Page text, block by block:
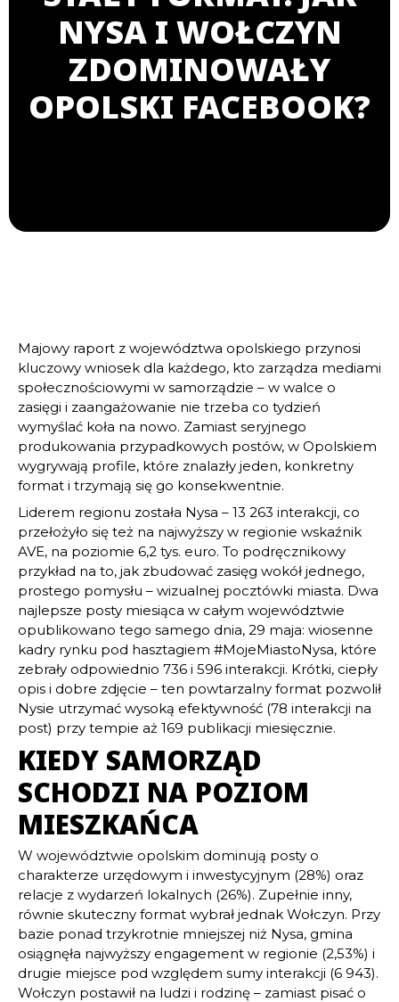
NYSA I WOŁCZYN
ZDOMINOWAŁY
OPOLSKI FACEBOOK?
Majowy raport z województwa opolskiego przynosi
kluczowy wniosek dla każdego, kto zarządza mediami
społecznościowymi w samorządzie – w walce o
zasięgi i zaangażowanie nie trzeba co tydzień
wymyślać koła na nowo. Zamiast seryjnego
produkowania przypadkowych postów, w Opolskiem
wygrywają profile, które znalazły jeden, konkretny
format i trzymają się go konsekwentnie.
Liderem regionu została Nysa – 13 263 interakcji, co
przełożyło się też na najwyższy w regionie wskaźnik
AVE, na poziomie 6,2 tys. euro. To podręcznikowy
przykład na to, jak zbudować zasięg wokół jednego,
prostego pomysłu – wizualnej pocztówki miasta. Dwa
najlepsze posty miesiąca w całym województwie
opublikowano tego samego dnia, 29 maja: wiosenne
kadry rynku pod hasztagiem #MojeMiastoNysa, które
zebrały odpowiednio 736 i 596 interakcji. Krótki, ciepły
opis i dobre zdjęcie – ten powtarzalny format pozwolił
Nysie utrzymać wysoką efektywność (78 interakcji na
post) przy tempie aż 169 publikacji miesięcznie.
KIEDY SAMORZĄD
SCHODZI NA POZIOM
MIESZKAŃCA
W województwie opolskim dominują posty o
charakterze urzędowym i inwestycyjnym (28%) oraz
relacje z wydarzeń lokalnych (26%). Zupełnie inny,
równie skuteczny format wybrał jednak Wołczyn. Przy
bazie ponad trzykrotnie mniejszej niż Nysa, gmina
osiągnęła najwyższy engagement w regionie (2,53%) i
drugie miejsce pod względem sumy interakcji (6 943).
Wołczyn postawił na ludzi i rodzinę – zamiast pisać o